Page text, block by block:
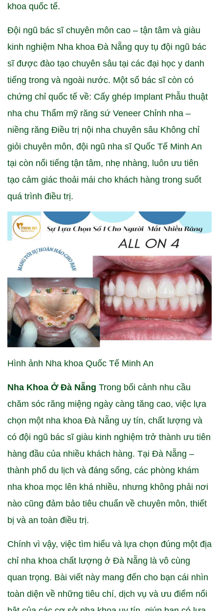
khoa quốc tế.
Đội ngũ bác sĩ chuyên môn cao – tận tâm và giàu
kinh nghiệm Nha khoa Đà Nẵng quy tụ đội ngũ bác
sĩ được đào tạo chuyên sâu tại các đại học y danh
tiếng trong và ngoài nước. Một số bác sĩ còn có
chứng chỉ quốc tế về: Cấy ghép Implant Phẫu thuật
nha chu Thẩm mỹ răng sứ Veneer Chỉnh nha –
niềng răng Điều trị nội nha chuyên sâu Không chỉ
giỏi chuyên môn, đội ngũ nha sĩ Quốc Tế Minh An
tại còn nổi tiếng tận tâm, nhẹ nhàng, luôn ưu tiên
tạo cảm giác thoải mái cho khách hàng trong suốt
quá trình điều trị.
Hình ảnh Nha khoa Quốc Tế Minh An
Nha Khoa Ở Đà Nẵng Trong bối cảnh nhu cầu
chăm sóc răng miệng ngày càng tăng cao, việc lựa
chọn một nha khoa Đà Nẵng uy tín, chất lượng và
có đội ngũ bác sĩ giàu kinh nghiệm trở thành ưu tiên
hàng đầu của nhiều khách hàng. Tại Đà Nẵng –
thành phố du lịch và đáng sống, các phòng khám
nha khoa mọc lên khá nhiều, nhưng không phải nơi
nào cũng đảm bảo tiêu chuẩn về chuyên môn, thiết
bị và an toàn điều trị.
Chính vì vậy, việc tìm hiểu và lựa chọn đúng một địa
chỉ nha khoa chất lượng ở Đà Nẵng là vô cùng
quan trọng. Bài viết này mang đến cho bạn cái nhìn
toàn diện về những tiêu chí, dịch vụ và ưu điểm nổi